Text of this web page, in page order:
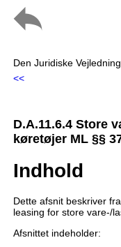
Den Juridiske
<<
D.A.11.6.4 Store
køretøjer ML §§
Indhold
Dette afsnit beskriver
leasing for store vare-/
Afsnittet indeholder: